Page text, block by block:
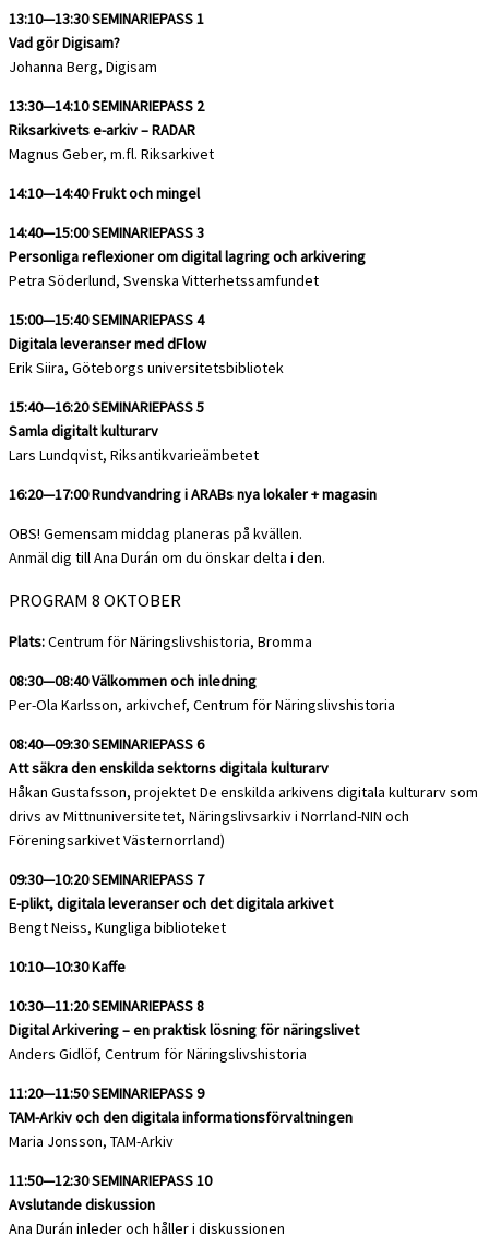
13:10—13:30 SEMINARIEPASS 1
Vad gör Digisam?
Johanna Berg, Digisam
13:30—14:10 SEMINARIEPASS 2
Riksarkivets e-arkiv – RADAR
Magnus Geber, m.fl. Riksarkivet
14:10—14:40 Frukt och mingel
14:40—15:00 SEMINARIEPASS 3
Personliga reflexioner om digital lagring och arkivering
Petra Söderlund, Svenska Vitterhetssamfundet
15:00—15:40 SEMINARIEPASS 4
Digitala leveranser med dFlow
Erik Siira, Göteborgs universitetsbibliotek
15:40—16:20 SEMINARIEPASS 5
Samla digitalt kulturarv
Lars Lundqvist, Riksantikvarieämbetet
16:20—17:00 Rundvandring i ARABs nya lokaler + magasin
OBS! Gemensam middag planeras på kvällen.
Anmäl dig till Ana Durán om du önskar delta i den.
PROGRAM 8 OKTOBER
Plats:Centrum för Näringslivshistoria, Bromma
08:30—08:40 Välkommen och inledning
Per-Ola Karlsson, arkivchef, Centrum för Näringslivshistoria
08:40—09:30 SEMINARIEPASS 6
Att säkra den enskilda sektorns digitala kulturarv
Håkan Gustafsson, projektet De enskilda arkivens digitala kulturarv som
drivs av Mittnuniversitetet, Näringslivsarkiv i Norrland-NIN och
Föreningsarkivet Västernorrland)
09:30—10:20 SEMINARIEPASS 7
E-plikt, digitala leveranser och det digitala arkivet
Bengt Neiss, Kungliga biblioteket
10:10—10:30 Kaffe
10:30—11:20 SEMINARIEPASS 8
Digital Arkivering – en praktisk lösning för näringslivet
Anders Gidlöf, Centrum för Näringslivshistoria
11:20—11:50 SEMINARIEPASS 9
TAM-Arkiv och den digitala informationsförvaltningen
Maria Jonsson, TAM-Arkiv
11:50—12:30 SEMINARIEPASS 10
Avslutande diskussion
Ana Durán inleder och håller i diskussionen